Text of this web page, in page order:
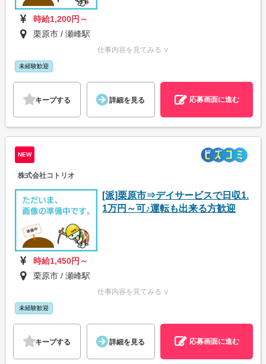
時給1,200円～
栗原市 / 瀬峰駅
仕事内容を見てみる ∨
未経験歓迎
キープする 詳細を見る 応募画面に進む
NEW
株式会社コトリオ
[派]栗原市⇒デイサービスで日収1.
1万円～可♪運転も出来る方歓迎
時給1,450円～
栗原市 / 瀬峰駅
仕事内容を見てみる ∨
未経験歓迎
キープする 詳細を見る 応募画面に進む